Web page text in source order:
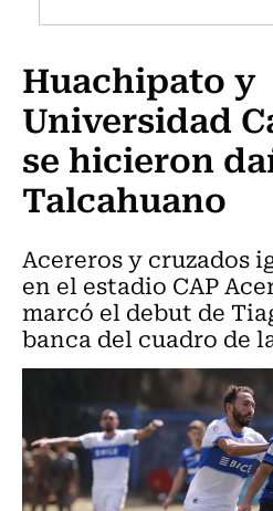
Programas Radio y TV
Huachipato y
Universidad
se hicieron
Talcahuano
Acereros y cruzados
en el estadio CAP
marcó el debut de
banca del cuadro de